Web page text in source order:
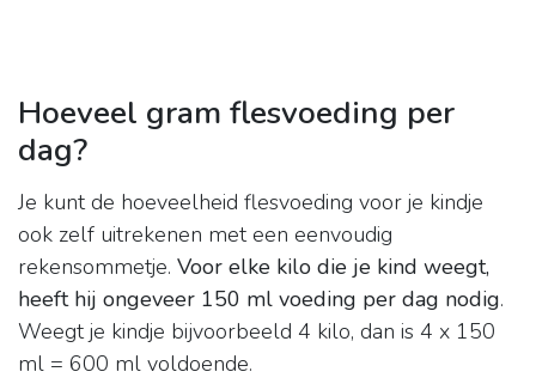
Hoeveel gram flesvoeding per
dag?
Je kunt de hoeveelheid flesvoeding voor je kindje
ook zelf uitrekenen met een eenvoudig
rekensommetje. Voor elke kilo die je kind weegt,
heeft hij ongeveer 150 ml voeding per dag nodig.
Weegt je kindje bijvoorbeeld 4 kilo, dan is 4 x 150
ml = 600 ml voldoende.